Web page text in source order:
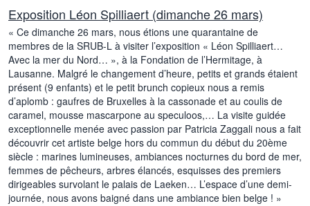
Exposition Léon Spilliaert (dimanche 26 mars)
« Ce dimanche 26 mars, nous étions une quarantaine de
membres de la SRUB-L à visiter l’exposition « Léon Spilliaert…
Avec la mer du Nord… », à la Fondation de l’Hermitage, à
Lausanne. Malgré le changement d’heure, petits et grands étaient
présent (9 enfants) et le petit brunch copieux nous a remis
d’aplomb : gaufres de Bruxelles à la cassonade et au coulis de
caramel, mousse mascarpone au speculoos,… La visite guidée
exceptionnelle menée avec passion par Patricia Zaggali nous a fait
découvrir cet artiste belge hors du commun du début du 20ème
siècle : marines lumineuses, ambiances nocturnes du bord de mer,
femmes de pêcheurs, arbres élancés, esquisses des premiers
dirigeables survolant le palais de Laeken… L’espace d’une demi-
journée, nous avons baigné dans une ambiance bien belge ! »